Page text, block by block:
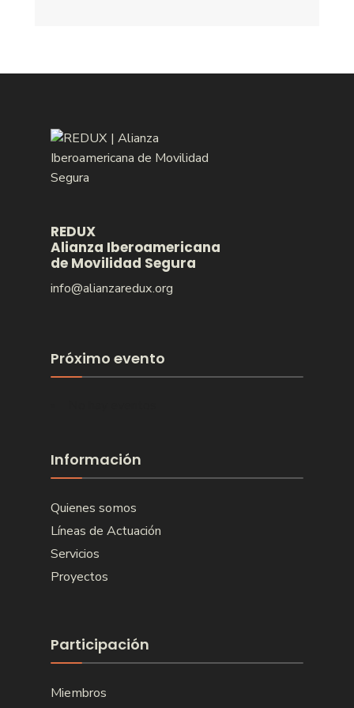
REDUX
Alianza Iberoamericana
de Movilidad Segura
info@alianzaredux.org
Próximo evento
Información
Quienes somos
Líneas de Actuación
Servicios
Proyectos
Participación
Miembros